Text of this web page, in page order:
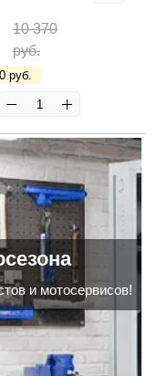
10 370
руб.
руб.
и мотосервисов!